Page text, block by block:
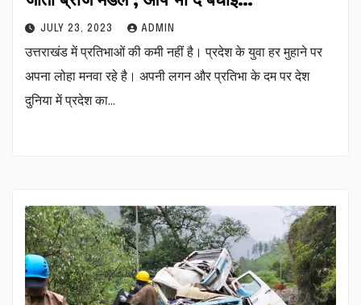
JULY 23, 2023 ADMIN
उत्तराखंड में प्रतिभाओं की कमी नहीं है। प्रदेश के युवा हर मुहाने पर
अपना लोहा मनवा रहे है। अपनी लगन और प्रतिभा के दम पर देश
दुनिया में प्रदेश का…